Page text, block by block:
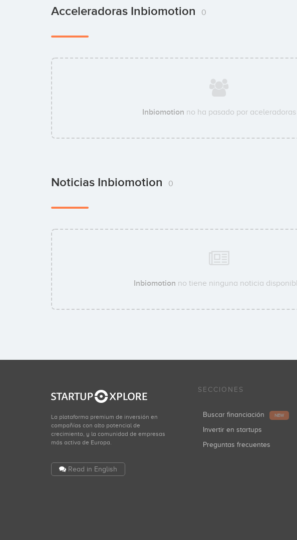
Acceleradoras Inbiomotion 0
Inbiomotion no ha pasado por aceleradoras
Noticias Inbiomotion 0
Inbiomotion no tiene ninguna noticia
La plataforma premium de inversión en
compañías con alto potencial de
crecimiento, y la comunidad de empresas
más activa de Europa.
Read in English
SECCIONES
Buscar financiación NEW
Invertir en startups
Preguntas frecuentes